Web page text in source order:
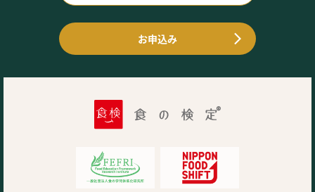
お申込み